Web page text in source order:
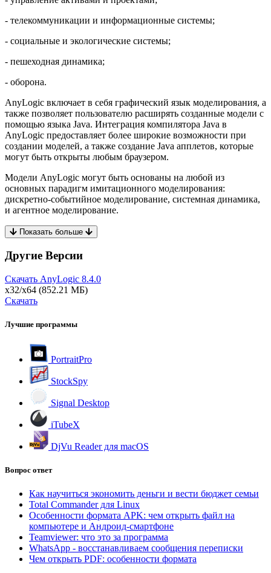
- телекоммуникации и информационные системы;
- социальные и экологические системы;
- пешеходная динамика;
- оборона.
AnyLogic включает в себя графический язык моделирования, а
также позволяет пользователю расширять созданные модели с
помощью языка Java. Интеграция компилятора Java в
AnyLogic предоставляет более широкие возможности при
создании моделей, а также создание Java апплетов, которые
могут быть открыты любым браузером.
Модели AnyLogic могут быть основаны на любой из
основных парадигм имитационного моделирования:
дискретно-событийное моделирование, системная динамика,
и агентное моделирование.
Показать больше
Другие Версии
Скачать AnyLogic 8.4.0
x32/x64 (852.21 МБ)
Скачать
Лучшие программы
PortraitPro
StockSpy
Signal Desktop
iTubeX
DjVu Reader для macOS
Вопрос ответ
Как научиться экономить деньги и вести бюджет семьи
Total Commander для Linux
Особенности формата APK: чем открыть файл на
компьютере и Андроид-смартфоне
Teamviewer: что это за программа
WhatsApp - восстанавливаем сообщения переписки
Чем открыть PDF: особенности формата